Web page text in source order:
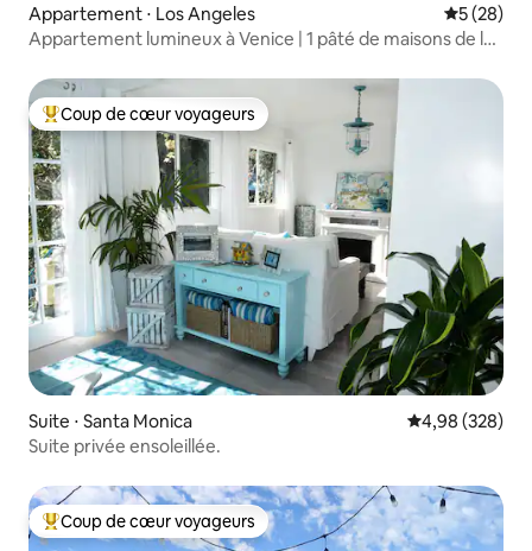
Appartement ⋅ Los Angeles
5 (28)
Appartement lumineux à Venice | 1 pâté de maisons de la
Coups de cœur voyageurs les plus appréciés
Coup de cœur voyageurs
Suite ⋅ Santa Monica Évaluation
4,98 (328)
Suite privée ensoleillée.
Coups de cœur voyageurs les plus appréciés
Coup de cœur voyageurs